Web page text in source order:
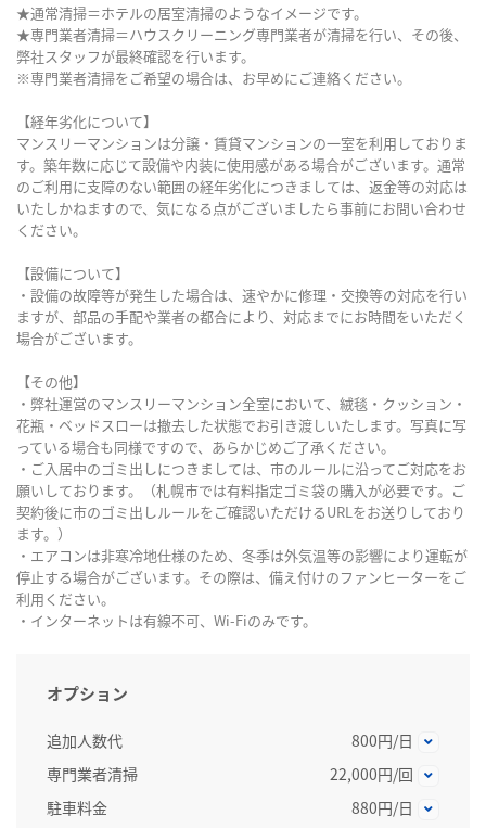
★通常清掃＝ホテルの居室清掃のようなイメージです。
★専門業者清掃＝ハウスクリーニング専門業者が清掃を行い、その後、
弊社スタッフが最終確認を行います。
※専門業者清掃をご希望の場合は、お早めにご連絡ください。
【経年劣化について】
マンスリーマンションは分譲・賃貸マンションの一室を利用しておりま
す。築年数に応じて設備や内装に使用感がある場合がございます。通常
のご利用に支障のない範囲の経年劣化につきましては、返金等の対応は
いたしかねますので、気になる点がございましたら事前にお問い合わせ
ください。
【設備について】
・設備の故障等が発生した場合は、速やかに修理・交換等の対応を行い
ますが、部品の手配や業者の都合により、対応までにお時間をいただく
場合がございます。
【その他】
・弊社運営のマンスリーマンション全室において、絨毯・クッション・
花瓶・ベッドスローは撤去した状態でお引き渡しいたします。写真に写
っている場合も同様ですので、あらかじめご了承ください。
・ご入居中のゴミ出しにつきましては、市のルールに沿ってご対応をお
願いしております。（札幌市では有料指定ゴミ袋の購入が必要です。ご
契約後に市のゴミ出しルールをご確認いただけるURLをお送りしており
ます。）
・エアコンは非寒冷地仕様のため、冬季は外気温等の影響により運転が
停止する場合がございます。その際は、備え付けのファンヒーターをご
利用ください。
・インターネットは有線不可、Wi-Fiのみです。
オプション
追加人数代
800円/日
専門業者清掃
22,000円/回
駐車料金
880円/日